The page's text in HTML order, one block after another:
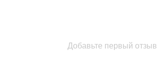
Добавьте первый отзыв